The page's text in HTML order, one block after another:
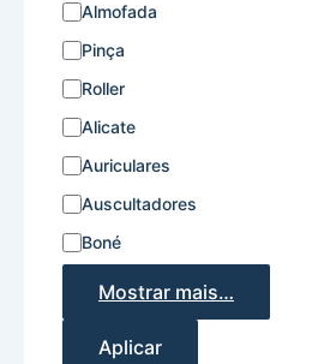
Almofada
Pinça
Roller
Alicate
Auriculares
Auscultadores
Boné
Mostrar mais…
Aplicar